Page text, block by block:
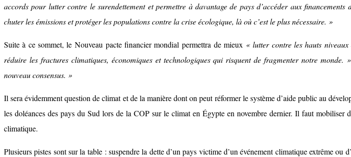
accords pour lutter contre le surendettement et permettre à davantage de pays d’accéder aux
chuter les émissions et protéger les populations contre la crise écologique, là où c’est le plus nécessaire. »
Suite à ce sommet, le Nouveau pacte financier mondial permettra de mieux « lutter contre les hauts
réduire les fractures climatiques, économiques et technologiques qui risquent de fragmenter notre monde. »
nouveau consensus. »
Il sera évidemment question de climat et de la manière dont on peut réformer le système d’aide public au
les doléances des pays du Sud lors de la COP sur le climat en Égypte en novembre dernier. Il faut
climatique.
Plusieurs pistes sont sur la table : suspendre la dette d’un pays victime d’un événement climatique extrême